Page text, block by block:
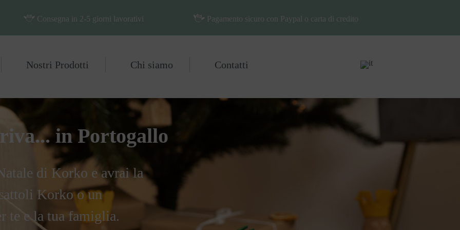
Consegna in 2-5 giorni lavorativi Pagamento sicuro con Paypal o carta di credito
Nostri Prodotti Chi siamo Contatti
in Portogallo
di Korko e avrai la
Korko o un
te e la tua famiglia.